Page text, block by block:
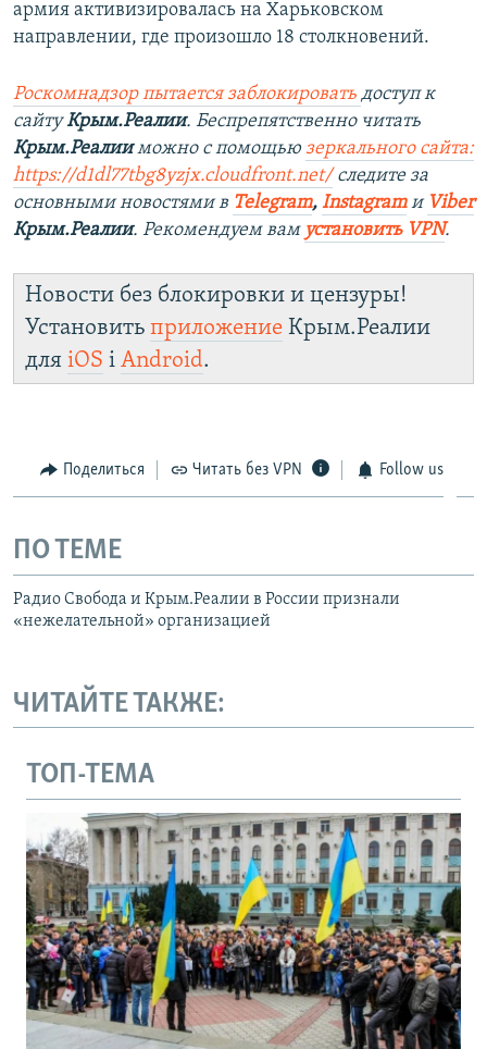
армия активизировалась на Харьковском
направлении, где произошло 18 столкновений.
Роскомнадзор пытается заблокировать доступ к
сайтуКрым.Реалии. Беспрепятственно читать
Крым.Реалииможно с помощью зеркального сайта:
https://d1dl77tbg8yzjx.cloudfront.net/следите за
основными новостями в Telegram, Instagramи Viber
Крым.Реалии. Рекомендуем вам установить VPN.
Новости без блокировки и цензуры!
Установить приложение Крым.Реалии
для iOS і Android.
Поделиться Читать без VPN Follow us
ПО ТЕМЕ
Радио Свобода и Крым.Реалии в России признали
«нежелательной» организацией
ЧИТАЙТЕ ТАКЖЕ:
ТОП-ТЕМА